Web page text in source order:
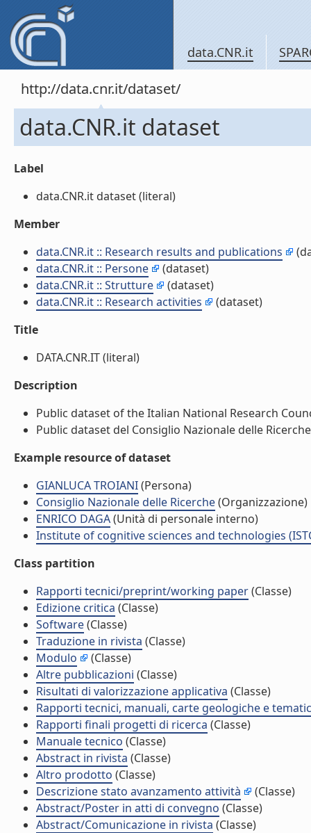
data.CNR.it
http://data.cnr.it/dataset/
data.CNR.it dataset
Label
data.CNR.it dataset (literal)
Member
data.CNR.it :: Research results and publications
data.CNR.it :: Persone
(dataset)
data.CNR.it :: Strutture
(dataset)
data.CNR.it :: Research activities
(dataset)
Title
DATA.CNR.IT (literal)
Description
Public dataset of the Italian National Research
Public dataset del Consiglio Nazionale delle
Example resource of dataset
GIANLUCA TROIANI(Persona)
Consiglio Nazionale delle Ricerche(Organizzazione)
ENRICO DAGA(Unità di personale interno)
Institute of cognitive sciences and technologies
Class partition
Rapporti tecnici/preprint/working paper(Classe)
Edizione critica (Classe)
Software(Classe)
Traduzione in rivista (Classe)
Modulo
(Classe)
Altre pubblicazioni (Classe)
Risultati di valorizzazione applicativa (Classe)
Rapporti tecnici, manuali, carte geologiche e
Rapporti finali progetti di ricerca (Classe)
Manuale tecnico (Classe)
Abstract in rivista (Classe)
Altro prodotto (Classe)
Descrizione stato avanzamento attività
(Classe)
Abstract/Poster in atti di convegno (Classe)
Abstract/Comunicazione in rivista (Classe)